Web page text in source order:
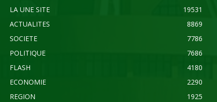
LA UNE SITE
19531
ACTUALITES
8869
SOCIETE
7786
POLITIQUE
7686
FLASH
4180
ECONOMIE
2290
REGION
1925